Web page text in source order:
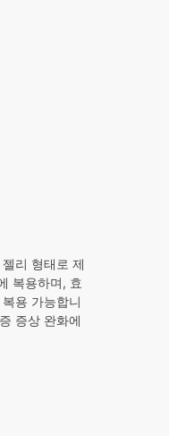
리 형태로 제
복용하며, 효
용 가능합니
증상 완화에